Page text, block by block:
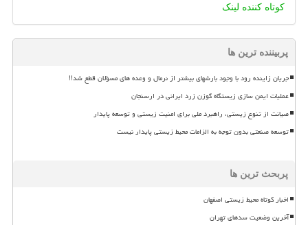
کوتاه کننده لینک
پربیننده ترین ها
جریان زاینده رود با وجود بارشهای بیشتر از نرمال و وعده های مسؤلان قطع شد!!
عملیات ایمن سازی زیستگاه گوزن زرد ایرانی در ارسنجان
صیانت از تنوع زیستی، راهبرد ملی برای امنیت زیستی و توسعه پایدار
توسعه صنعتی بدون توجه به الزامات محیط زیستی پایدار نیست
پربحث ترین ها
اخبار کوتاه محیط زیستی اصفهان
آخرین وضعیت سدهای تهران